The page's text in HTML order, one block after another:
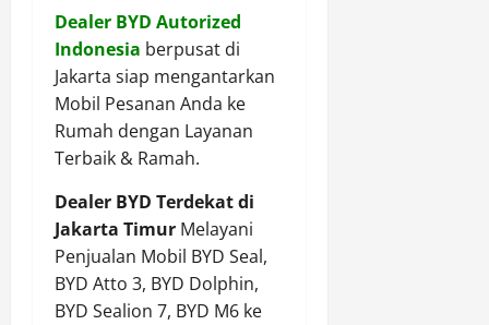
Dealer BYD Autorized
Indonesia berpusat di
Jakarta siap mengantarkan
Mobil Pesanan Anda ke
Rumah dengan Layanan
Terbaik & Ramah.
Dealer BYD Terdekat di
Jakarta Timur Melayani
Penjualan Mobil BYD Seal,
BYD Atto 3, BYD Dolphin,
BYD Sealion 7, BYD M6 ke